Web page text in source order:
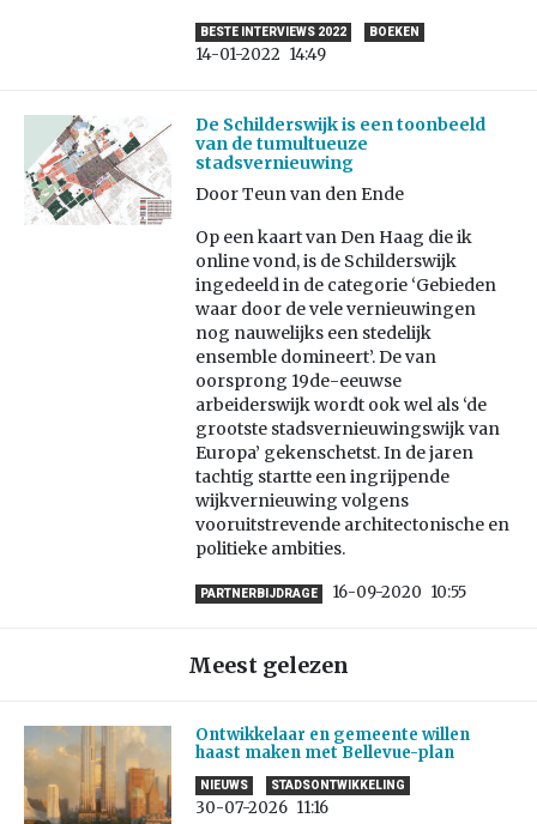
BESTE INTERVIEWS 2022 BOEKEN
14-01-2022 14:49
De Schilderswijk is een toonbeeld
van de tumultueuze
stadsvernieuwing
Door Teun van den Ende
Op een kaart van Den Haag die ik
online vond, is de Schilderswijk
ingedeeld in de categorie ‘Gebieden
waar door de vele vernieuwingen
nog nauwelijks een stedelijk
ensemble domineert’. De van
oorsprong 19de-eeuwse
arbeiderswijk wordt ook wel als ‘de
grootste stadsvernieuwingswijk van
Europa’ gekenschetst. In de jaren
tachtig startte een ingrijpende
wijkvernieuwing volgens
vooruitstrevende architectonische en
politieke ambities.
PARTNERBIJDRAGE 16-09-2020 10:55
Meest gelezen
Ontwikkelaar en gemeente willen
haast maken met Bellevue-plan
NIEUWS STADSONTWIKKELING
30-07-2026 11:16